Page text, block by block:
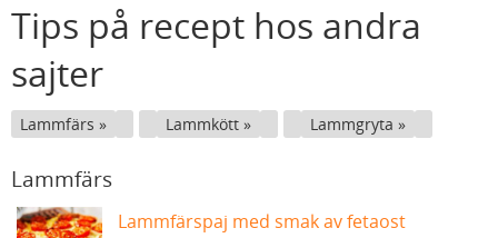
Tips på recept hos andra
sajter
Lammfärs Lammkött Lammgryta
Lammfärs
Lammfärspaj med smak av fetaost